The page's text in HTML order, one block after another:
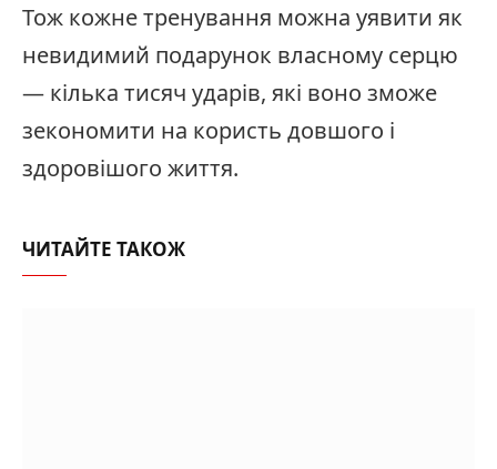
Тож кожне тренування можна уявити як
невидимий подарунок власному серцю
— кілька тисяч ударів, які воно зможе
зекономити на користь довшого і
здоровішого життя.
ЧИТАЙТЕ ТАКОЖ